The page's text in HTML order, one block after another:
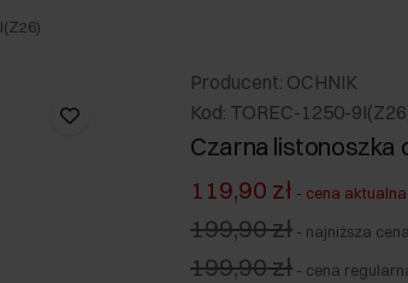
Producent: OCHNIK
Kod: TOREC-1250-
Czarna listonoszka
119,90 zł - cena aktualna
199,90 zł - najniższa
199,90 zł - cena